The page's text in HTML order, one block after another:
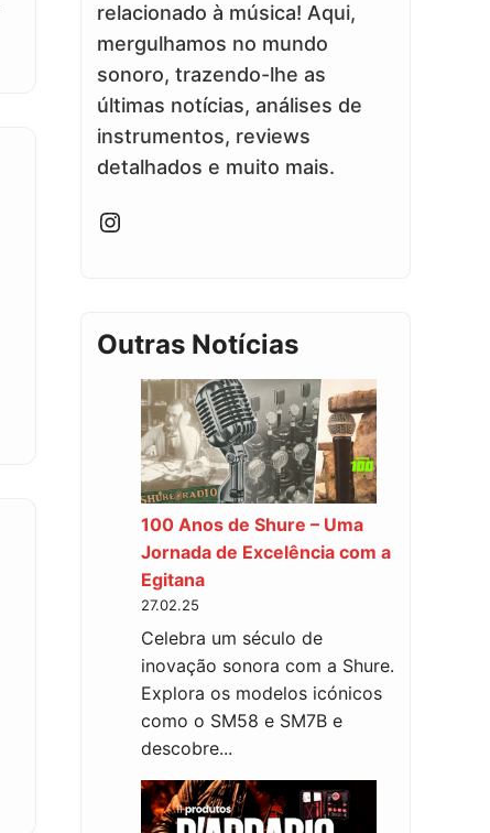
relacionado à música! Aqui,
mergulhamos no mundo
sonoro, trazendo-lhe as
últimas notícias, análises de
instrumentos, reviews
detalhados e muito mais.
Instagram
Outras Notícias
100 Anos de Shure – Uma
Jornada de Excelência com a
Egitana
27.02.25
Celebra um século de
inovação sonora com a Shure.
Explora os modelos icónicos
como o SM58 e SM7B e
descobre...